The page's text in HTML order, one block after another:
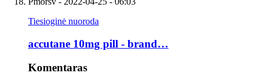
Tiesioginė nuoroda
accutane 10mg pill - brand…
Komentaras